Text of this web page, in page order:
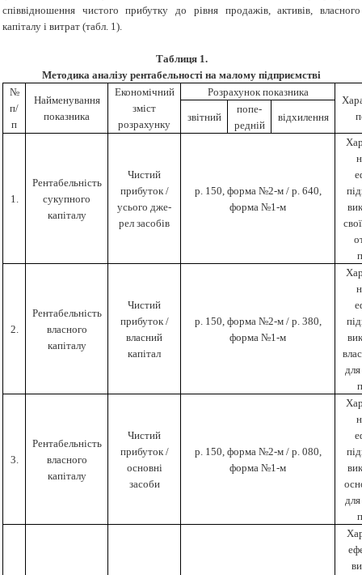
співвідношення чистого прибутку до рівня продажів, активів, власного
капіталу і витрат (табл. 1).
Таблиця 1.
Методика аналізу рентабельності на малому підприємстві
№
п/
п
Найменування
показника
Економічний
зміст
розрахунку
Розрахунок показника
звітний
попе-
редній
відхилення
1.
Рентабельність
сукупного
капіталу
Чистий
прибуток /
усього дже-
рел засобів
р. 150, форма №2-м / р. 640,
форма №1-м
2.
Рентабельність
власного
капіталу
Чистий
прибуток /
власний
капітал
р. 150, форма №2-м / р. 380,
форма №1-м
3.
Рентабельність
власного
капіталу
Чистий
прибуток /
основні
засоби
р. 150, форма №2-м / р. 080,
форма №1-м